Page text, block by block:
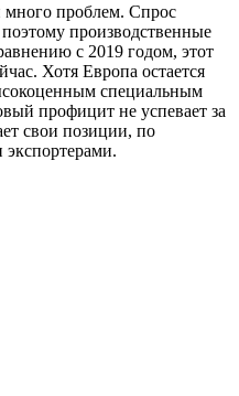
проблем. Спрос
производственные
с 2019 годом, этот
Хотя Европа остается
специальным
профицит не успевает за
свои позиции, по